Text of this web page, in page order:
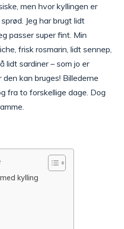
men hvor kyllingen er
Jeg har brugt lidt
passer super fint. Min
frisk rosmarin, lidt sennep,
lidt sardiner – som jo er
kan bruges! Billederne
fra to forskellige dage. Dog
kylling